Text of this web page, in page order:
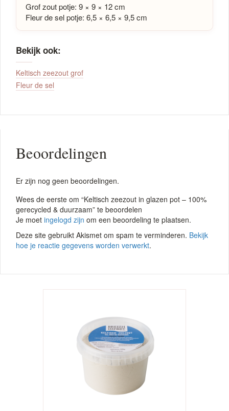
Grof zout potje: 9 × 9 × 12 cm
Fleur de sel potje: 6,5 × 6,5 × 9,5 cm
Bekijk ook:
Keltisch zeezout grof
Fleur de sel
Beoordelingen
Er zijn nog geen beoordelingen.
Wees de eerste om “Keltisch zeezout in glazen pot – 100%
gerecycled & duurzaam” te beoordelen
Je moet ingelogd zijn om een beoordeling te plaatsen.
Deze site gebruikt Akismet om spam te verminderen. Bekijk
hoe je reactie gegevens worden verwerkt.